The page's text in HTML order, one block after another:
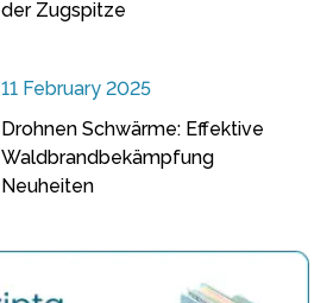
der Zugspitze
11 February 2025
Drohnen Schwärme: Effektive
Waldbrandbekämpfung
Neuheiten